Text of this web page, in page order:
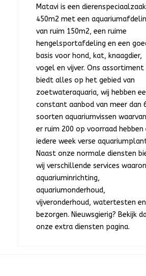
Matavi is een
450m2 met een
van ruim 150m2, een ruime
hengelsportafdeling en een
basis voor hond, kat, knaagdier,
vogel en vijver. Ons assortiment
biedt alles op het gebied van
zoetwateraquaria, wij hebben
constant aanbod van meer dan
soorten aquariumvissen
er ruim 200 op voorraad hebben
iedere week verse
Naast onze normale diensten
wij verschillende services
aquariuminrichting,
aquariumonderhoud,
vijveronderhoud, watertesten en
bezorgen. Nieuwsgierig? Bekijk
onze extra diensten pagina.